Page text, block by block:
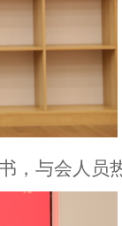
，与会人员